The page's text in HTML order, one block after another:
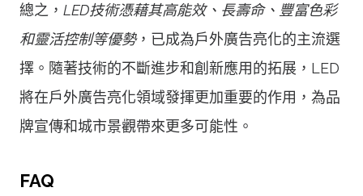
總之， LED技術憑藉其高能效、長壽命、豐富色彩
和靈活控制等優勢，已成為戶外廣告亮化的主流選
擇。隨著技術的不斷進步和創新應用的拓展，LED
將在戶外廣告亮化領域發揮更加重要的作用，為品
牌宣傳和城市景觀帶來更多可能性。
FAQ